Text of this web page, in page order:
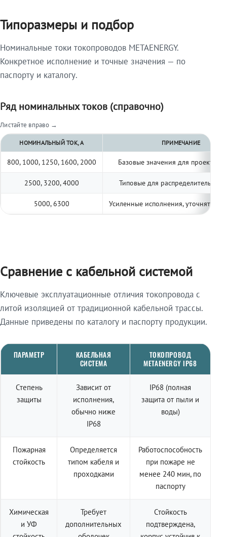
Типоразмеры и подбор
Номинальные токи токопроводов METAENERGY.
Конкретное исполнение и точные значения — по
паспорту и каталогу.
Ряд номинальных токов (справочно)
Листайте вправо →
НОМИНАЛЬНЫЙ ТОК, А ПРИМЕЧАНИЕ
800, 1000, 1250, 1600, 2000 Базовые значения для
2500, 3200, 4000 Типовые для распределительных
5000, 6300 Усиленные исполнения, уточнять по
Сравнение с кабельной системой
Ключевые эксплуатационные отличия токопровода с
литой изоляцией от традиционной кабельной трассы.
Данные приведены по каталогу и паспорту продукции.
ПАРАМЕТР
КАБЕЛЬНАЯ
СИСТЕМА
ТОКОПРОВОД
METAENERGY IP68
Степень
защиты
Зависит от
исполнения,
обычно ниже
IP68
IP68 (полная
защита от пыли и
воды)
Пожарная
стойкость
Определяется
типом кабеля и
проходками
Работоспособность
при пожаре не
менее 240 мин, по
паспорту
Химическая
и УФ
Требует
дополнительных
Стойкость
подтверждена,